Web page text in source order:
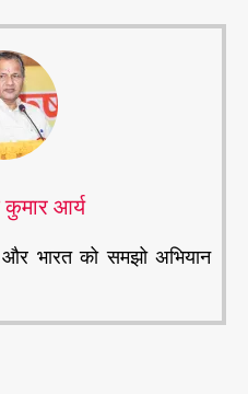
आर्य
भारत को समझो अभियान